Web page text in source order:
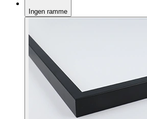
Ingen ramme